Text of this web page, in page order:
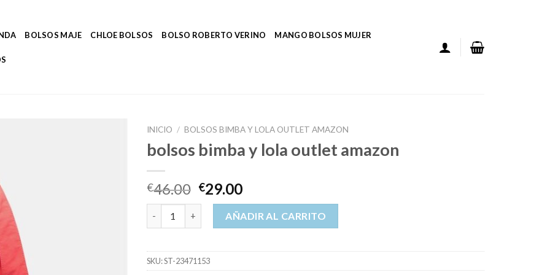
BOLSOS MAJE CHLOE BOLSOS BOLSO ROBERTO VERINO MANGO BOLSOS MUJER
INICIO / BOLSOS BIMBA Y LOLA OUTLET AMAZON
bolsos bimba y lola outlet amazon
€46.00 €29.00
bolsos bimba y lola outlet amazon cantidad
AÑADIR AL CARRITO
SKU:ST-23471153